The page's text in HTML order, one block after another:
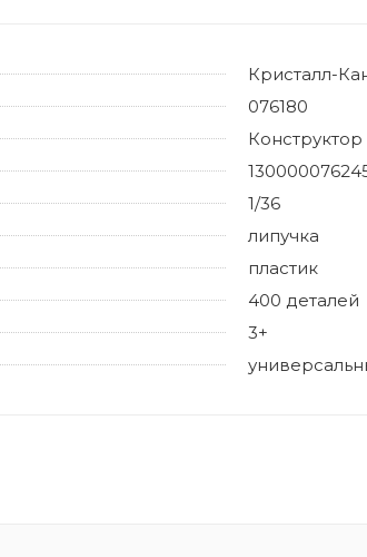
Кристалл-
076180
Конструктор
1/36
липучка
пластик
400 деталей
3+